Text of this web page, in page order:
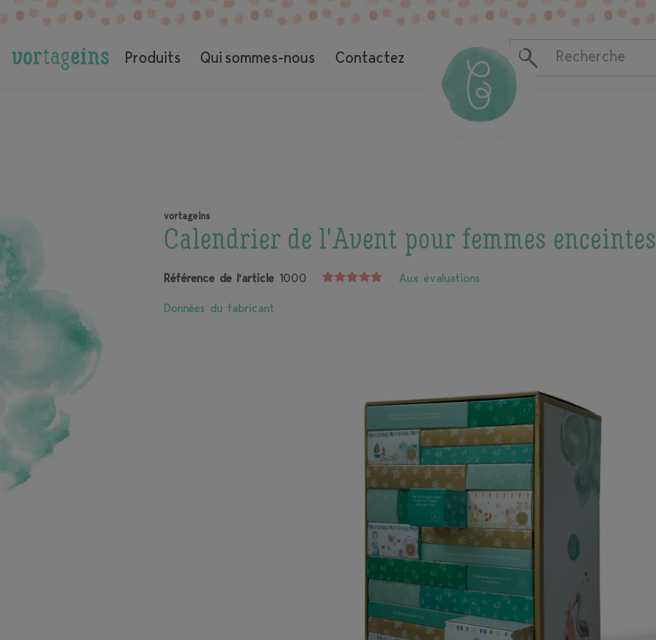
Produits Qui sommes-nous Contactez
Coffrets cadeaux pour la naissance et la grossesse
vortageins
Calendrier de l'Avent pour femmes enceintes
Référence de l’article 1000
Aux évaluations
Données du fabricant